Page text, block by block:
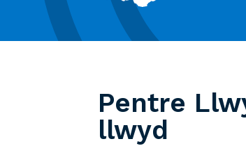
Pentre
llwyd